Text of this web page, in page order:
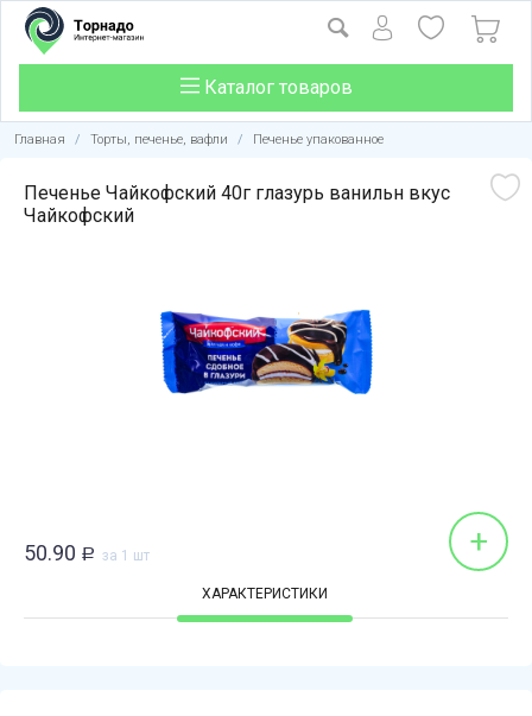
Каталог товаров
Главная / Торты, печенье, вафли / Печенье упакованное
Печенье Чайкофский 40г глазурь ванильн вкус
Чайкофский
50.90 Р за 1 шт +
ХАРАКТЕРИСТИКИ